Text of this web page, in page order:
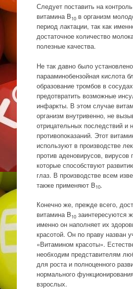
Следует поставить на
витамина B10в организм
период лактации, так как
достаточное количество
полезные качества.
Не так давно было
парааминобензойная кислота
образование тромбов в
предотвратить возможные
инфаркты. В этом случае
организм внутривенно, не
отрицательных последствий и
противопоказаний. Этот
используют в производстве
против аденовирусов, вирусов
которые способствуют
глаз. В производстве всем
также применяют B10.
Конечно же, прежде всего,
витамина B10заинтересуются
именно он наполняет их
красотой. Он по праву назван
«Витамином красоты».
необходим представителям
для роста и полноценного
нормального
взрослых.